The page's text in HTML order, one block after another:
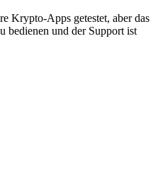
Krypto-Apps getestet, aber das
bedienen und der Support ist